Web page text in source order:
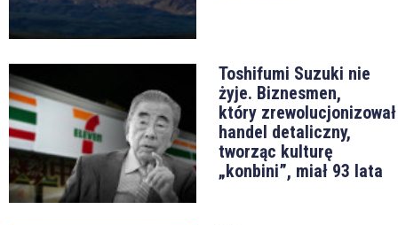
Toshifumi Suzuki nie
żyje. Biznesmen,
który zrewolucjonizował
handel detaliczny,
tworząc kulturę
„konbini”, miał 93 lata